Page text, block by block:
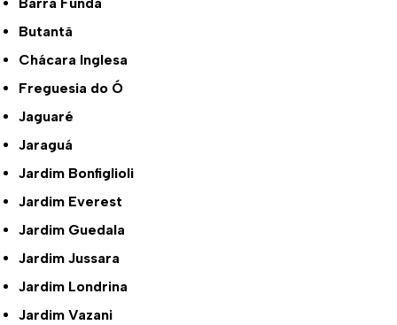
Butantã
Chácara Inglesa
Freguesia do Ó
Jaguaré
Jaraguá
Jardim Bonfiglioli
Jardim Everest
Jardim Guedala
Jardim Jussara
Jardim Londrina
Jardim Vazani